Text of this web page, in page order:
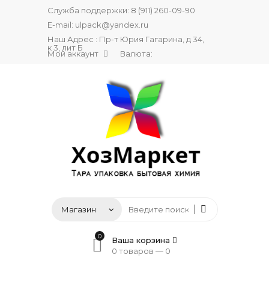
Служба поддержки: 8 (911) 260-09-90
E-mail: ulpack@yandex.ru
Наш Адрес : Пр-т Юрия Гагарина, д 34,
к 3, лит Б
Мой аккаунт Валюта:
0
Ваша корзина
0 товаров — 0